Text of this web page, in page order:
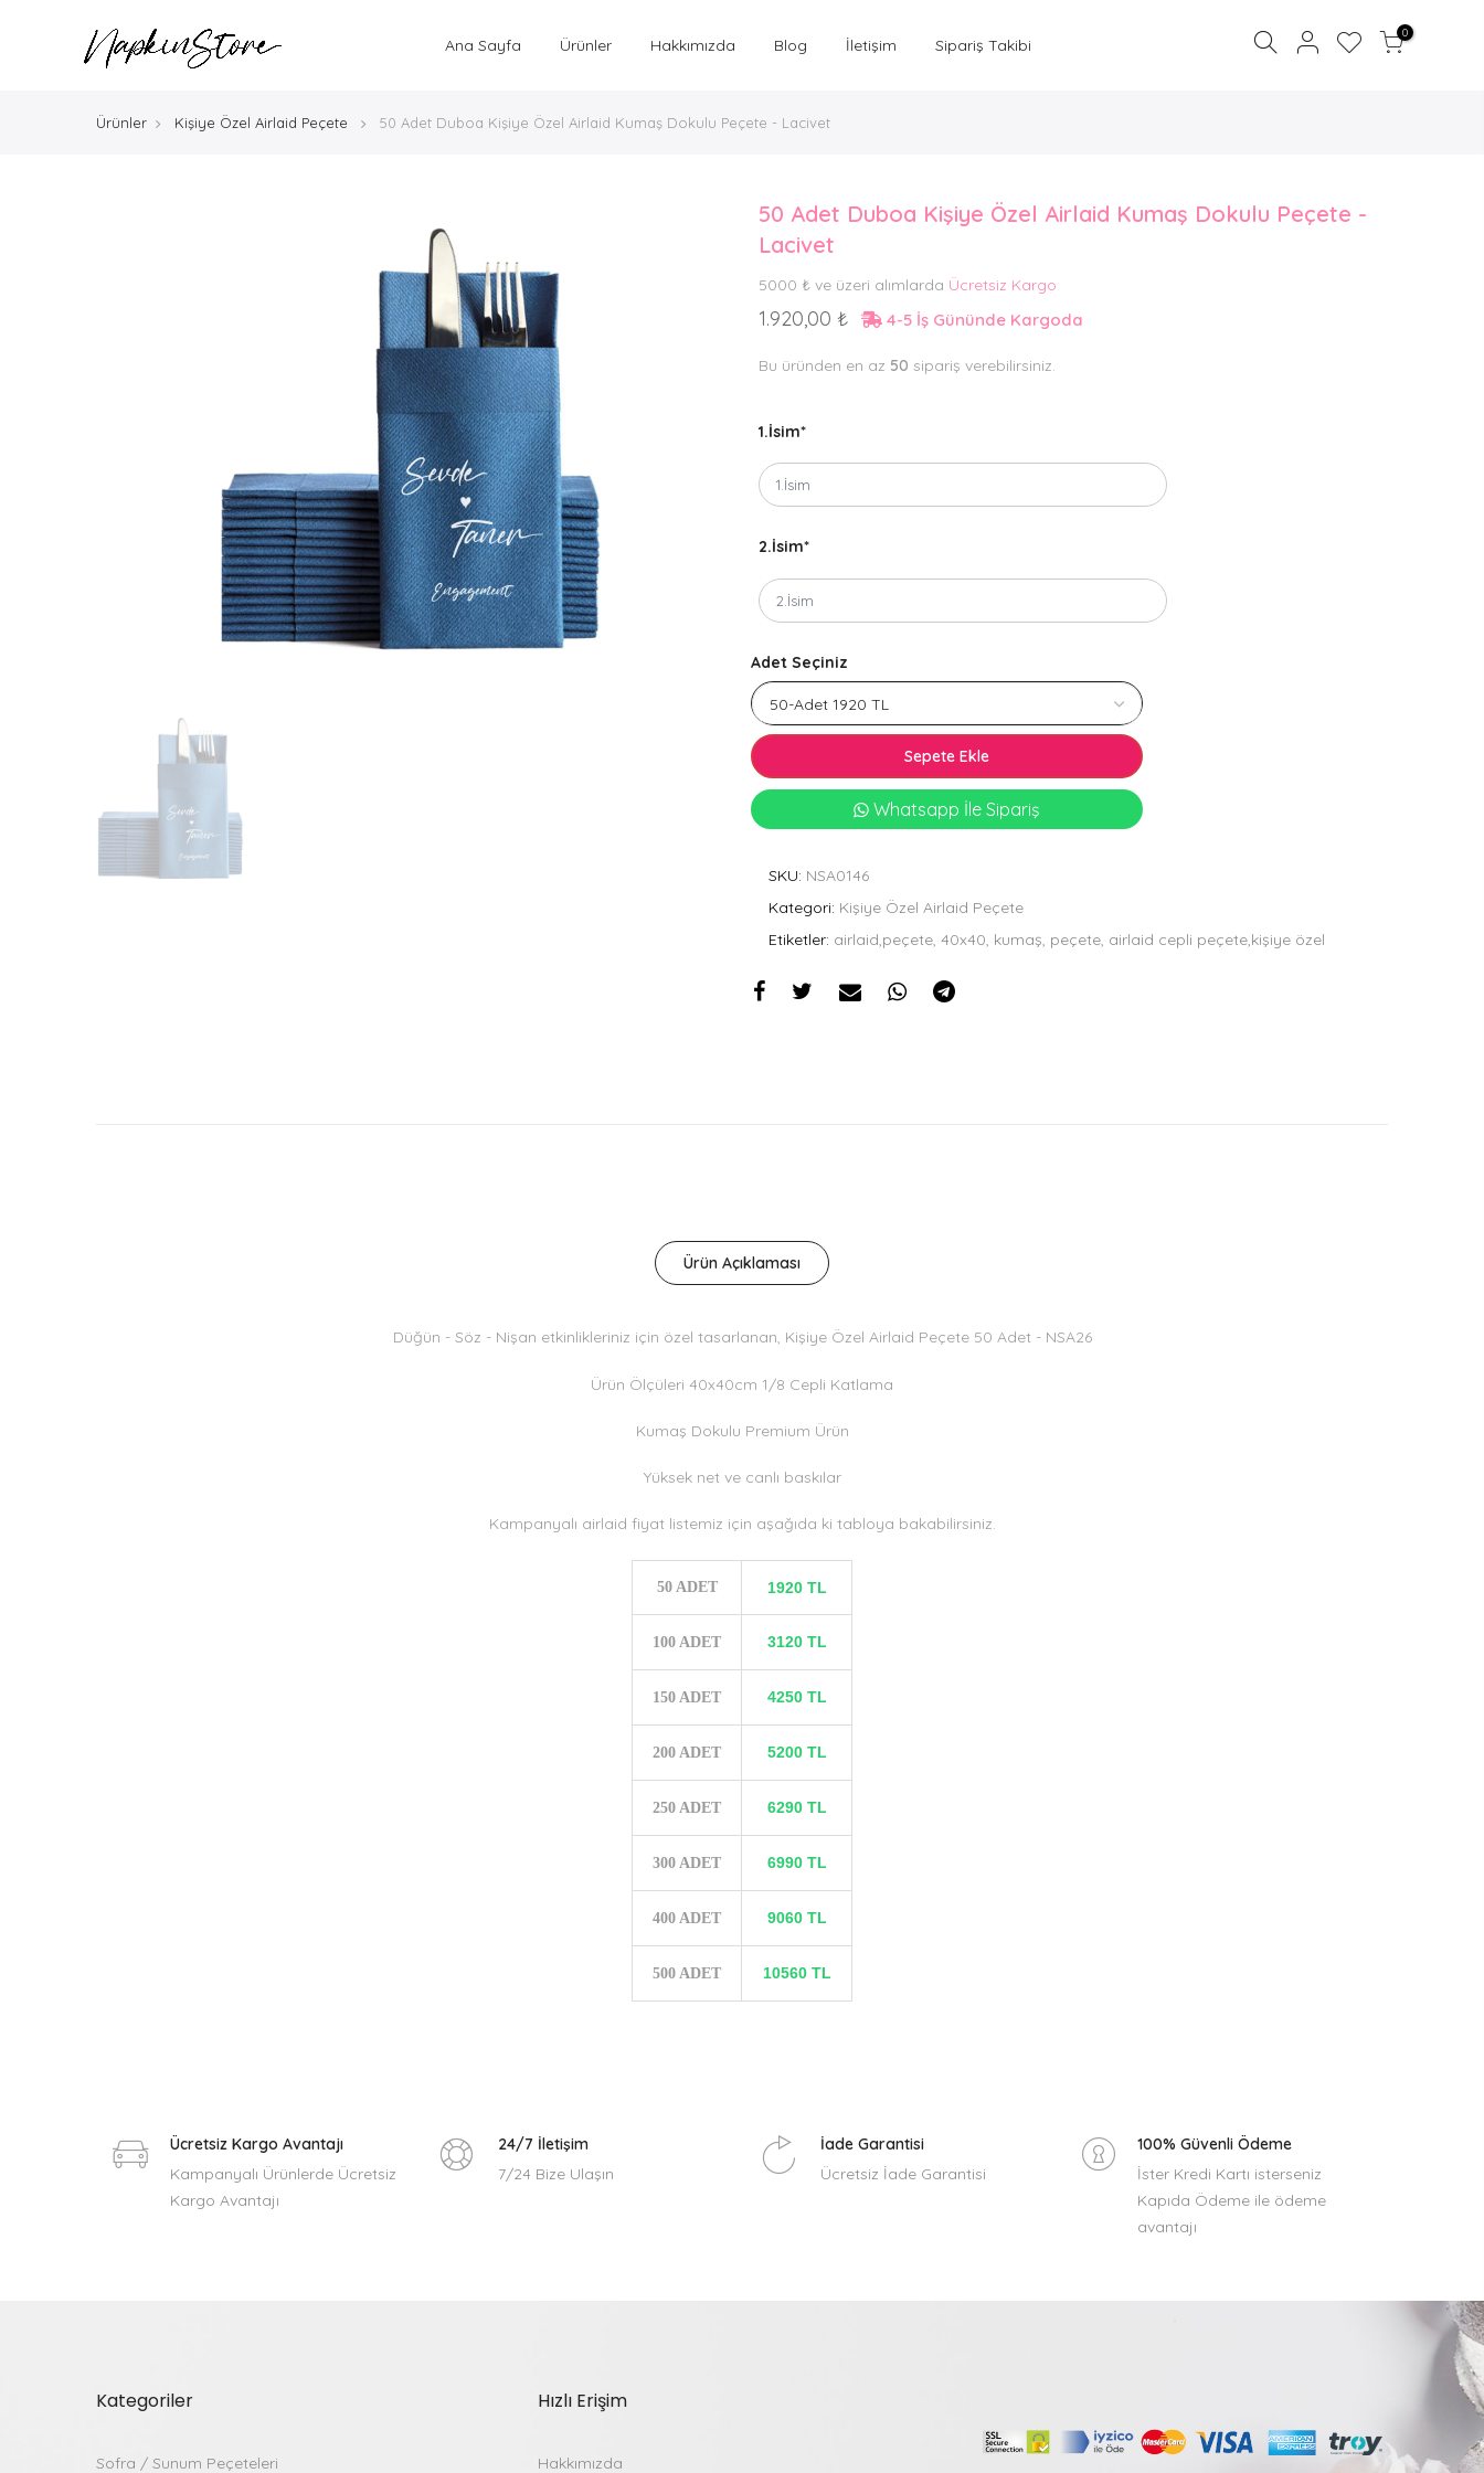
Ana Sayfa Ürünler Hakkımızda Blog İletişim Sipariş Takibi
0
Ürünler Kişiye Özel Airlaid Peçete 50 Adet Duboa Kişiye Özel Airlaid Kumaş Dokulu Peçete - Lacivet
50 Adet Duboa Kişiye Özel Airlaid Kumaş Dokulu Peçete -
Lacivet
5000 ₺ ve üzeri alımlarda Ücretsiz Kargo
1.920,00 ₺ 4-5 İş Gününde Kargoda
Bu üründen en az 50 sipariş verebilirsiniz.
1.İsim*
2.İsim*
Adet Seçiniz
Sepete Ekle
Whatsapp İle Sipariş
SKU: NSA0146
Kategori: Kişiye Özel Airlaid Peçete
Etiketler: airlaid,peçete, 40x40, kumaş, peçete, airlaid cepli peçete,kişiye özel
Ürün Açıklaması
Düğün - Söz - Nişan etkinlikleriniz için özel tasarlanan, Kişiye Özel Airlaid Peçete 50 Adet - NSA26
Ürün Ölçüleri 40x40cm 1/8 Cepli Katlama
Kumaş Dokulu Premium Ürün
Yüksek net ve canlı baskılar
Kampanyalı airlaid fiyat listemiz için aşağıda ki tabloya bakabilirsiniz.
50 ADET 1920 TL
100 ADET 3120 TL
150 ADET 4250 TL
200 ADET 5200 TL
250 ADET 6290 TL
300 ADET 6990 TL
400 ADET 9060 TL
500 ADET 10560 TL
Ücretsiz Kargo Avantajı
Kampanyalı Ürünlerde Ücretsiz
Kargo Avantajı
24/7 İletişim
7/24 Bize Ulaşın
İade Garantisi
Ücretsiz İade Garantisi
100% Güvenli Ödeme
İster Kredi Kartı isterseniz
Kapıda Ödeme ile ödeme
avantajı
Kategoriler
Sofra / Sunum Peçeteleri
Hızlı Erişim
Hakkımızda
Sepetinize bir şey eklemediniz.